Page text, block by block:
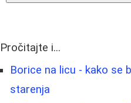
Pročitajte i...
Borice na licu - kako se
starenja